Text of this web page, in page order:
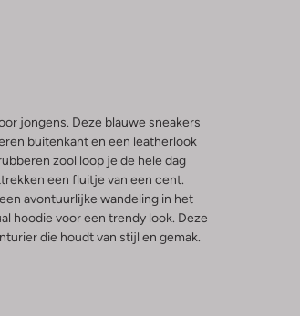
jongens. Deze blauwe sneakers
buitenkant en een leatherlook
zool loop je de hele dag
een fluitje van een cent.
avontuurlijke wandeling in het
hoodie voor een trendy look. Deze
die houdt van stijl en gemak.